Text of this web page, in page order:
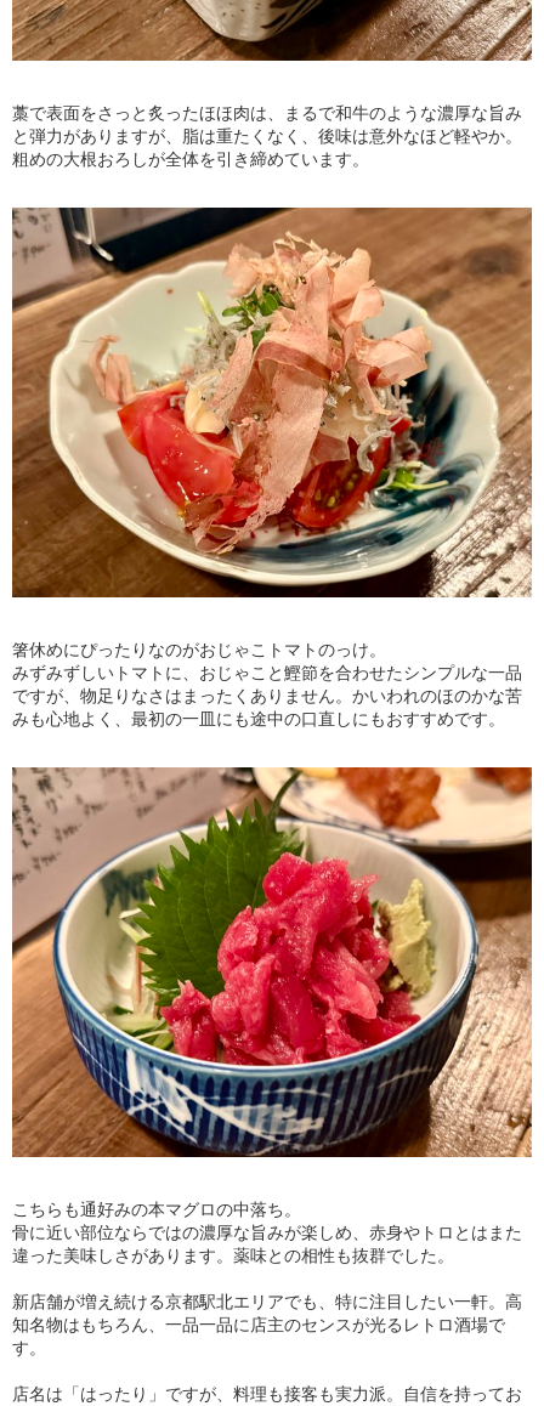
藁で表面をさっと炙ったほほ肉は、まるで和牛のような濃厚な旨み
と弾力がありますが、脂は重たくなく、後味は意外なほど軽やか。
粗めの大根おろしが全体を引き締めています。
箸休めにぴったりなのがおじゃこトマトのっけ。
みずみずしいトマトに、おじゃこと鰹節を合わせたシンプルな一品
ですが、物足りなさはまったくありません。かいわれのほのかな苦
みも心地よく、最初の一皿にも途中の口直しにもおすすめです。
こちらも通好みの本マグロの中落ち。
骨に近い部位ならではの濃厚な旨みが楽しめ、赤身やトロとはまた
違った美味しさがあります。薬味との相性も抜群でした。
新店舗が増え続ける京都駅北エリアでも、特に注目したい一軒。高
知名物はもちろん、一品一品に店主のセンスが光るレトロ酒場で
す。
店名は「はったり」ですが、料理も接客も実力派。自信を持ってお